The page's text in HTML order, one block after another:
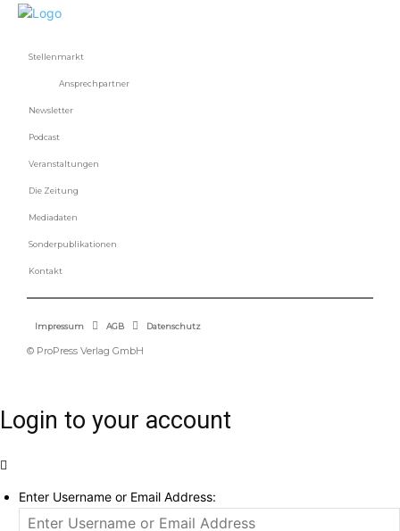
Stellenmarkt
Ansprechpartner
Newsletter
Podcast
Veranstaltungen
Die Zeitung
Mediadaten
Sonderpublikationen
Kontakt
Impressum AGB Datenschutz
© ProPress Verlag GmbH
Login to your account
Enter Username or Email Address: